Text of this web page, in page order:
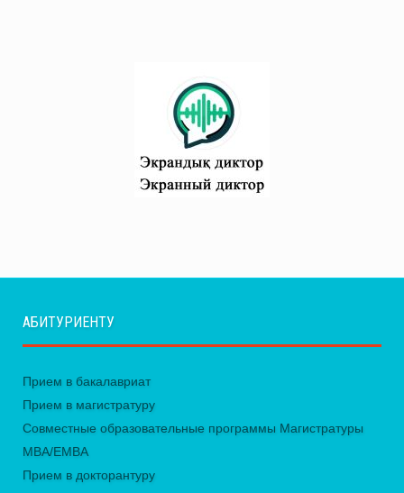
АБИТУРИЕНТУ
Прием в бакалавриат
Прием в магистратуру
Совместные образовательные программы Магистратуры
MBA/EMBA
Прием в докторантуру